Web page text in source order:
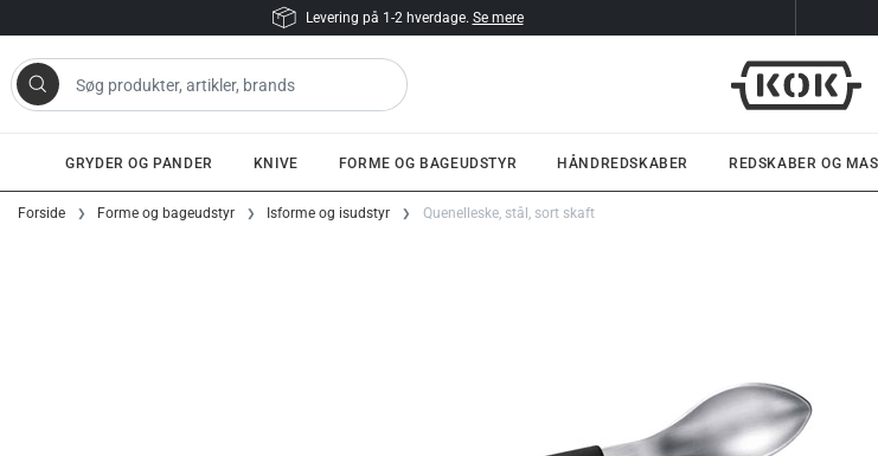
Gå til indhold
Levering på 1-2 hverdage. Se mere
artikler, brands
GRYDER OG PANDER KNIVE FORME OG BAGEUDSTYR HÅNDREDSKABER REDSKABER OG
Forside Forme og bageudstyr Isforme og isudstyr Quenelleske, stål, sort skaft